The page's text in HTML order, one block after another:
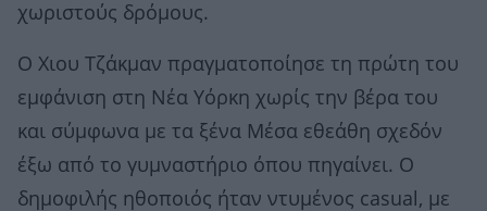
χωριστούς δρόμους.
Ο Χιου Τζάκμαν πραγματοποίησε τη πρώτη του
εμφάνιση στη Νέα Υόρκη χωρίς την βέρα του
και σύμφωνα με τα ξένα Μέσα εθεάθη σχεδόν
έξω από το γυμναστήριο όπου πηγαίνει. Ο
δημοφιλής ηθοποιός ήταν ντυμένος casual, με